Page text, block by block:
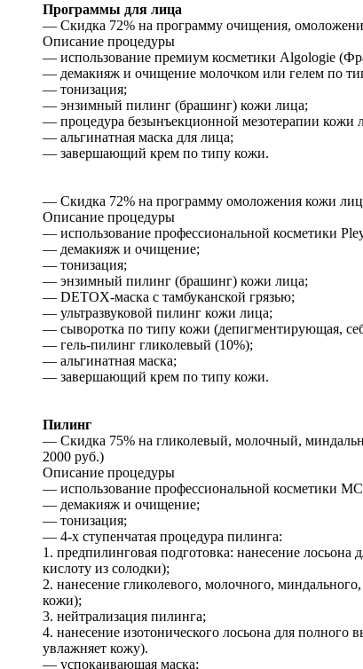
Программы для лица
— Скидка 72% на программу очищения,
Описание процедуры
— использование премиум косметики Algologie
— демакияж и очищение молочком или гелем по
— тонизация;
— энзимный пилинг (брашинг) кожи лица;
— процедура безынъекционной мезотерапии кожи
— альгинатная маска для лица;
— завершающий крем по типу кожи.
— Скидка 72% на программу омоложения кожи
Описание процедуры
— использование профессиональной косметики
— демакияж и очищение;
— тонизация;
— энзимный пилинг (брашинг) кожи лица;
— DETOX-маска с тамбуканской грязью;
— ультразвуковой пилинг кожи лица;
— сыворотка по типу кожи (депигментирующая,
— гель-пилинг гликолевый (10%);
— альгинатная маска;
— завершающий крем по типу кожи.
Пилинг
— Скидка 75% на гликолевый, молочный,
2000 руб.)
Описание процедуры
— использование профессиональной косметики
— демакияж и очищение;
— тонизация;
— 4-х ступенчатая процедура пилинга:
1. предпилинговая подготовка: нанесение
кислоту из солодки);
2. нанесение гликолевого, молочного,
кожи);
3. нейтрализация пилинга;
4. нанесение изотонического лосьона для полного
увлажняет кожу).
— успокаивающая маска;